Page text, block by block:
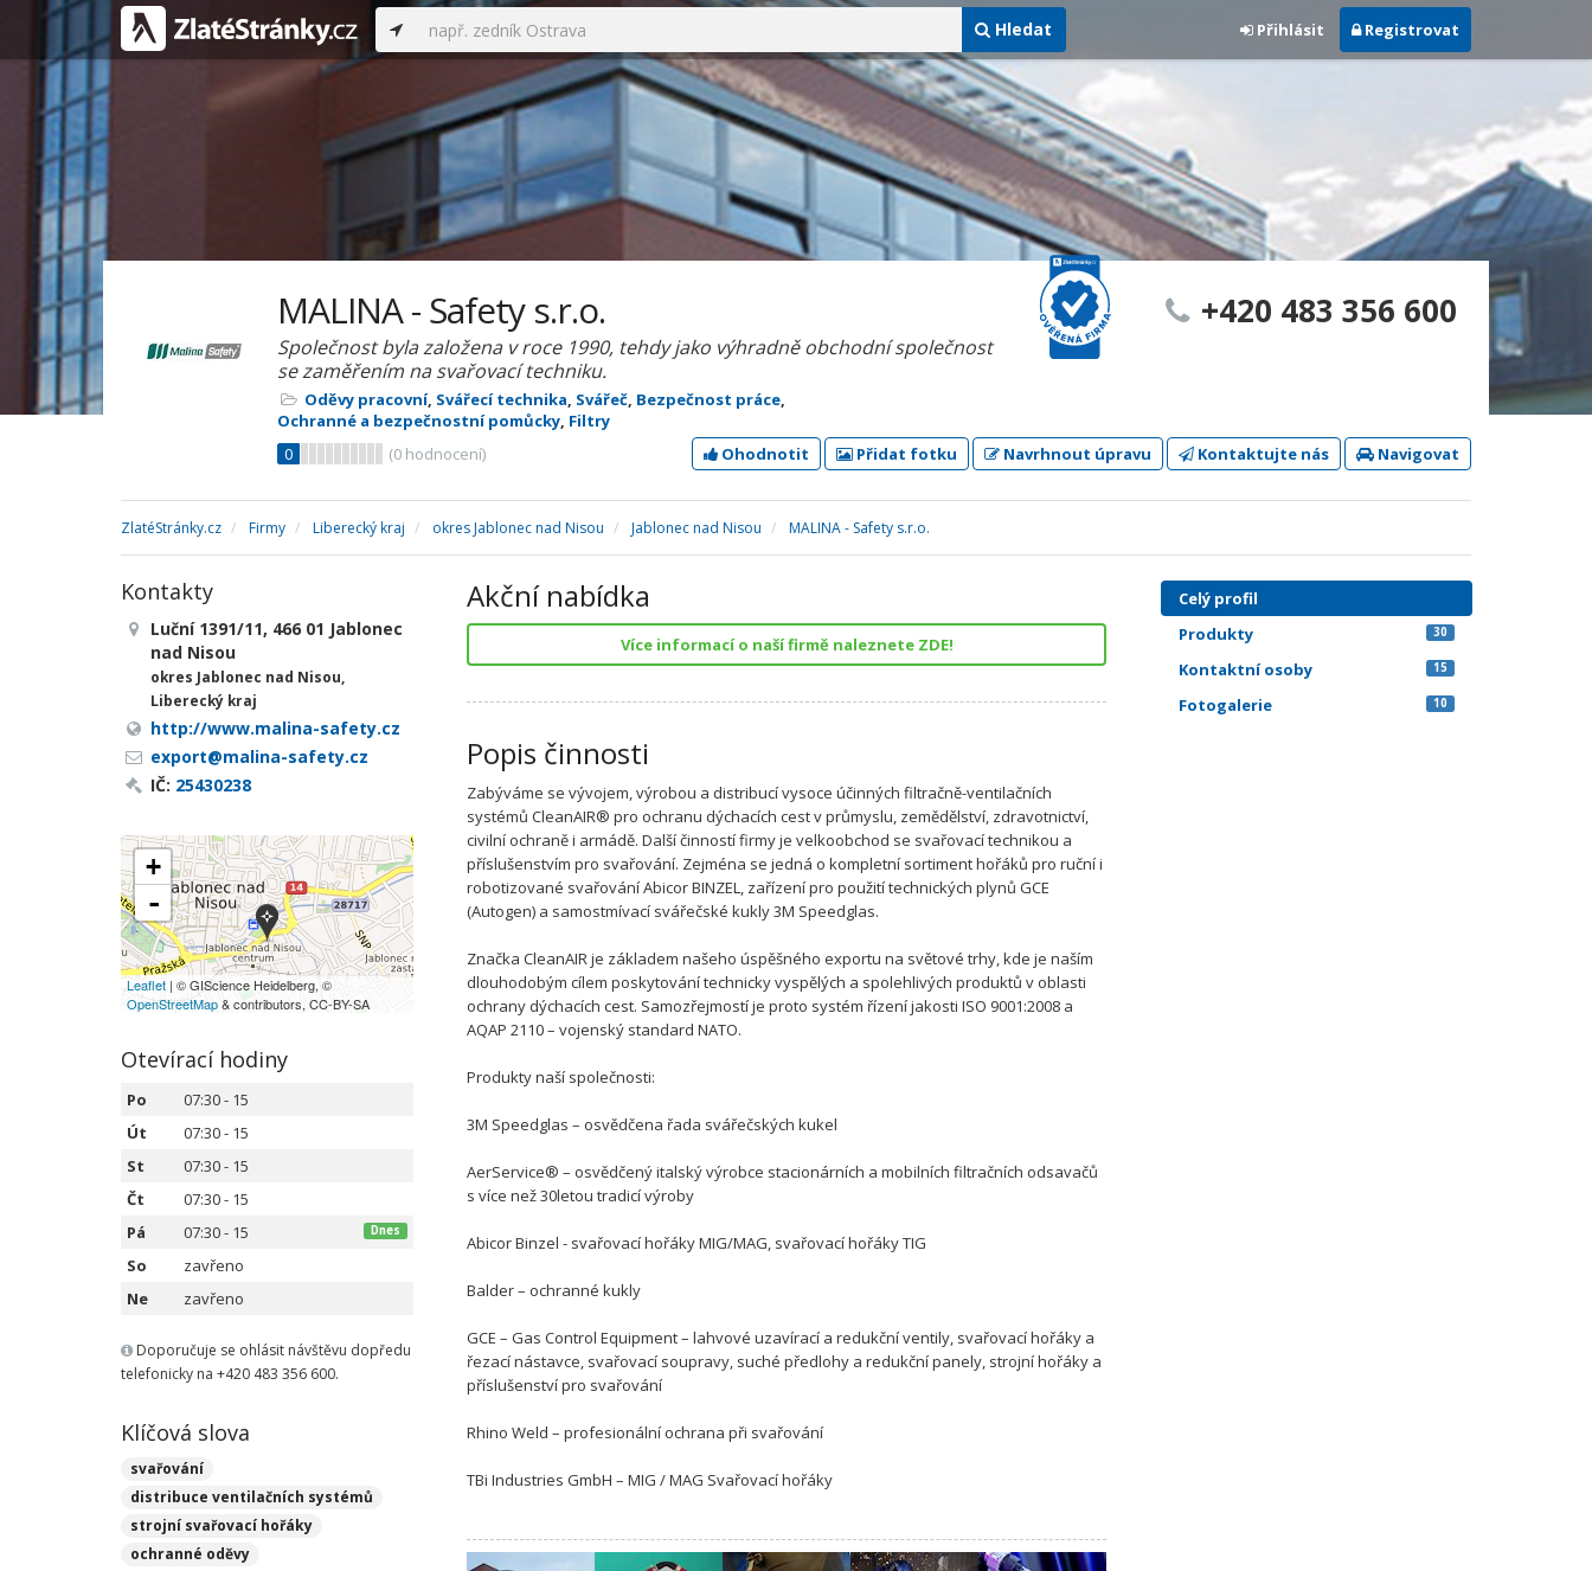
Hledat Přihlásit Registrovat
MALINA - Safety s.r.o.
Společnost byla založena v roce 1990, tehdy jako výhradně obchodní společnost
se zaměřením na svařovací techniku.
Oděvy pracovní, Svářecí technika, Svářeč, Bezpečnost práce,
Ochranné a bezpečnostní pomůcky, Filtry
0
(0 hodnocení)
+420 483 356 600
Ohodnotit Přidat fotku Navrhnout úpravu Kontaktujte nás Navigovat
ZlatéStránky.cz Firmy Liberecký kraj okres Jablonec nad Nisou Jablonec nad Nisou MALINA - Safety s.r.o.
Akční nabídka
Více informací o naší firmě naleznete ZDE!
Popis činnosti
Zabýváme se vývojem, výrobou a distribucí vysoce účinných filtračně-ventilačních
systémů CleanAIR® pro ochranu dýchacích cest v průmyslu, zemědělství, zdravotnictví,
civilní ochraně i armádě. Další činností firmy je velkoobchod se svařovací technikou a
příslušenstvím pro svařování. Zejména se jedná o kompletní sortiment hořáků pro ruční i
robotizované svařování Abicor BINZEL, zařízení pro použití technických plynů GCE
(Autogen) a samostmívací svářečské kukly 3M Speedglas.
Značka CleanAIR je základem našeho úspěšného exportu na světové trhy, kde je naším
dlouhodobým cílem poskytování technicky vyspělých a spolehlivých produktů v oblasti
ochrany dýchacích cest. Samozřejmostí je proto systém řízení jakosti ISO 9001:2008 a
AQAP 2110 – vojenský standard NATO.
Produkty naší společnosti:
3M Speedglas – osvědčena řada svářečských kukel
AerService® – osvědčený italský výrobce stacionárních a mobilních filtračních odsavačů
s více než 30letou tradicí výroby
Abicor Binzel - svařovací hořáky MIG/MAG, svařovací hořáky TIG
Balder – ochranné kukly
GCE – Gas Control Equipment – lahvové uzavírací a redukční ventily, svařovací hořáky a
řezací nástavce, svařovací soupravy, suché předlohy a redukční panely, strojní hořáky a
příslušenství pro svařování
Rhino Weld – profesionální ochrana při svařování
TBi Industries GmbH – MIG / MAG Svařovací hořáky
Kontakty
Luční 1391/11, 466 01 Jablonec
nad Nisou
okres Jablonec nad Nisou,
Liberecký kraj
http://www.malina-safety.cz
export@malina-safety.cz
IČ: 25430238
+
-
Leaflet | © GIScience Heidelberg, ©
OpenStreetMap& contributors, CC-BY-SA
Otevírací hodiny
Po
07:30 - 15
Út
07:30 - 15
St
07:30 - 15
Čt
07:30 - 15
Pá
07:30 - 15 Dnes
So
zavřeno
Ne
zavřeno
Doporučuje se ohlásit návštěvu dopředu
telefonicky na +420 483 356 600.
Klíčová slova
svařování
distribuce ventilačních systémů
strojní svařovací hořáky
ochranné oděvy
Celý profil
Produkty
30
Kontaktní osoby 15
Fotogalerie 10